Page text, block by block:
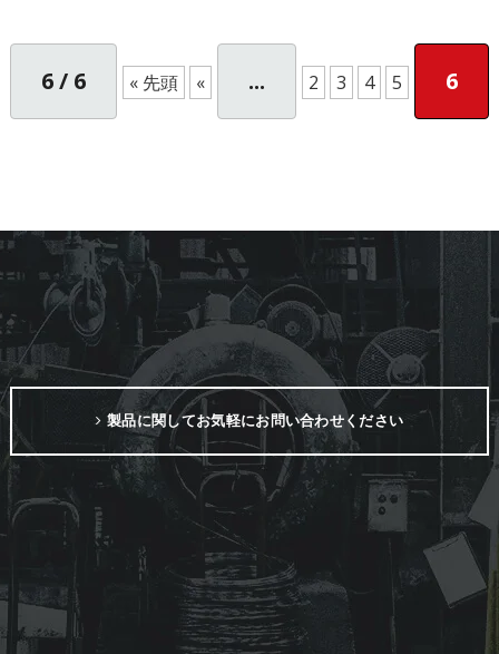
6 / 6 « 先頭 « ... 2 3 4 5 6
製品に関してお気軽にお問い合わせください